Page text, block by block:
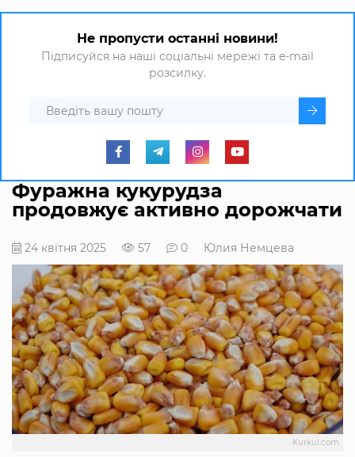
Не пропусти останні новини!
Підписуйся на наші соціальні мережі та e-mail
розсилку.
Фуражна кукурудза
продовжує активно дорожчати
24 квітня 2025 57 0 Юлия Немцева
Kurkul.com